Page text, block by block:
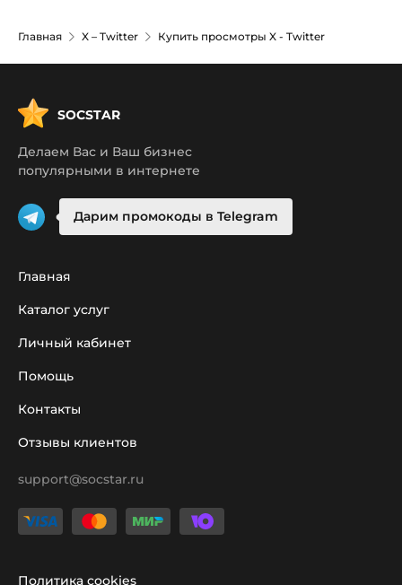
Главная X – Twitter Купить просмотры X - Twitter
SOCSTAR
Делаем Вас и Ваш бизнес
популярными в интернете
Дарим промокоды в Telegram
Главная
Каталог услуг
Личный кабинет
Помощь
Контакты
Отзывы клиентов
support@socstar.ru
Политика cookies